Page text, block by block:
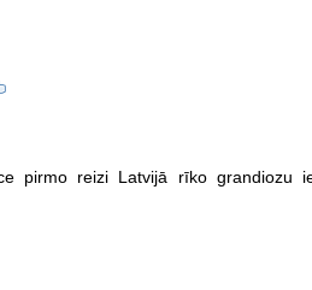
pirmo reizi Latvijā rīko grandiozu